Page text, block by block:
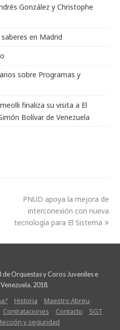
González y Christophe
en Madrid
sobre Programas y
finaliza su visita a El
Bolívar de Venezuela
PNUD apoya la mejora de
interconexión con nueva
tecnología para El Sistema
Orquestas y Coros Juveniles e
2018.
Historia
Maestro Abreu
Contrataciones Contacto
SGT
y seguridad